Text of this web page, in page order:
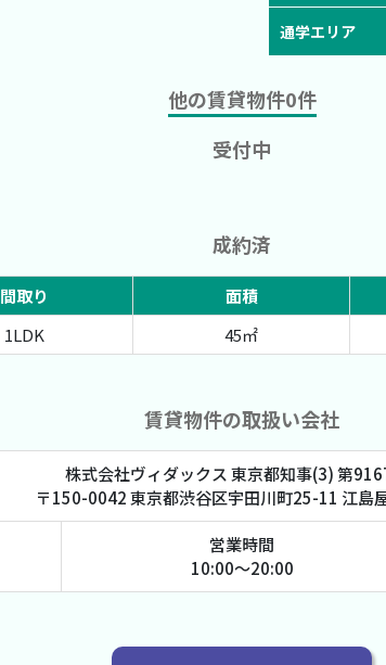
通学エリア
他の賃貸物件0件
受付中
成約済
間取り 面積
1LDK 45㎡
賃貸物件の取扱い会社
株式会社ヴィダックス 東京都知事(3) 第
〒150-0042 東京都渋谷区宇田川町25-11 江島
営業時間
10:00～20:00